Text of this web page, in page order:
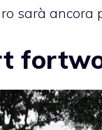
sarà ancora